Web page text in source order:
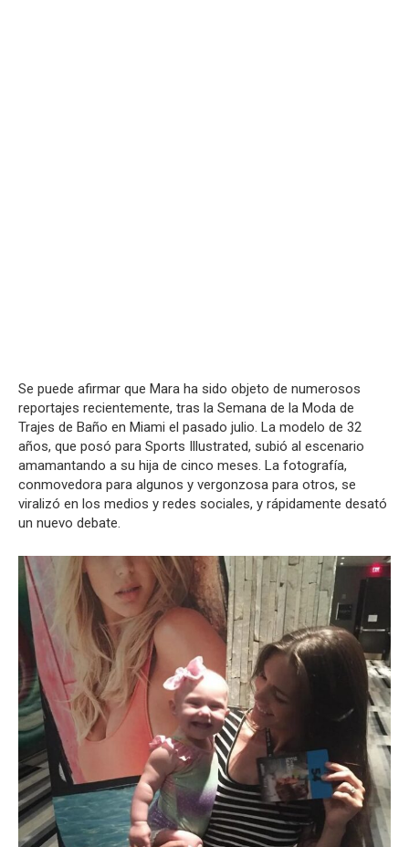
Se puede afirmar que Mara ha sido objeto de numerosos
reportajes recientemente, tras la Semana de la Moda de
Trajes de Baño en Miami el pasado julio. La modelo de 32
años, que posó para Sports Illustrated, subió al escenario
amamantando a su hija de cinco meses. La fotografía,
conmovedora para algunos y vergonzosa para otros, se
viralizó en los medios y redes sociales, y rápidamente desató
un nuevo debate.